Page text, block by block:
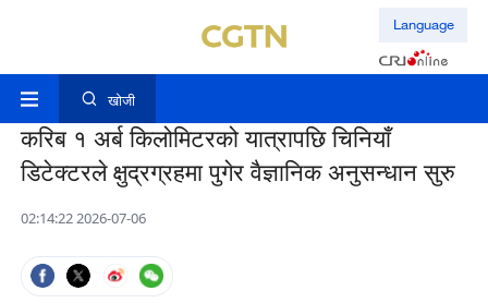
Language
खोजी
करिब १ अर्ब किलोमिटरको यात्रापछि चिनियाँ
डिटेक्टरले क्षुद्रग्रहमा पुगेर वैज्ञानिक अनुसन्धान सुरु
02:14:22 2026-07-06